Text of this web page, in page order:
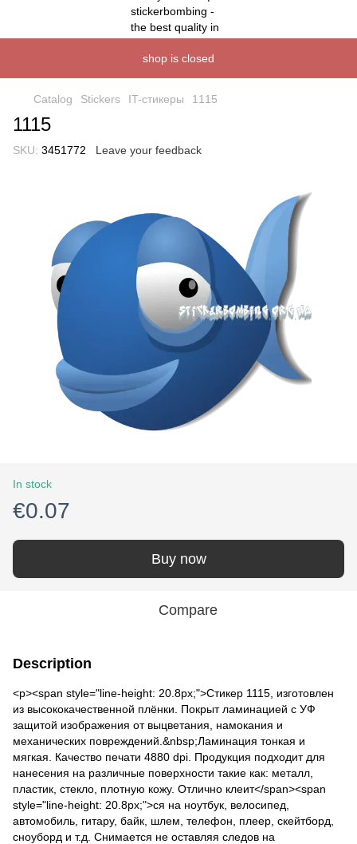
shop is closed
Catalog Stickers IT-стикеры 1115
1115
SKU: 3451772 Leave your feedback
In stock
€0.07
Buy now
Compare
Description
<p><span style="line-height: 20.8px;">Стикер 1115, изготовлен
из высококачественной плёнки. Покрыт ламинацией с УФ
защитой изображения от выцветания, намокания и
механических повреждений.&nbsp;Ламинация тонкая и
мягкая. Качество печати 4880 dpi. Продукция подходит для
нанесения на различные поверхности такие как: металл,
пластик, стекло, плотную кожу. Отлично клеит</span><span
style="line-height: 20.8px;">ся на ноутбук, велосипед,
автомобиль, гитару, байк, шлем, телефон, плеер, скейтборд,
сноуборд и т.д. Снимается не оставляя следов на